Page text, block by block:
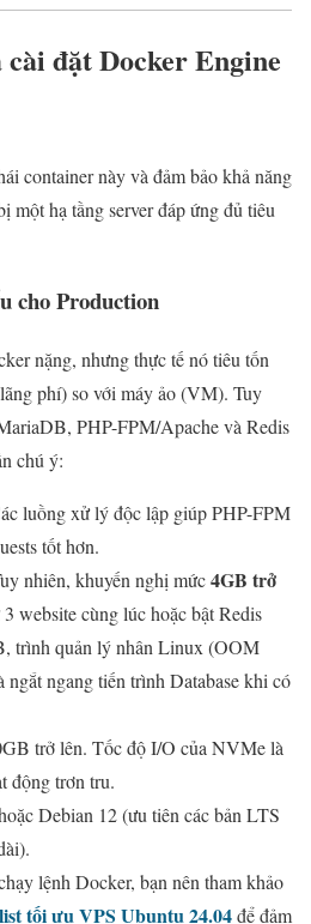
đặt Docker Engine
container này và đảm bảo khả năng
một hạ tầng server đáp ứng đủ tiêu
cho Production
nặng, nhưng thực tế nó tiêu tốn
phí) so với máy ảo (VM). Tuy
PHP-FPM/Apache và Redis
chú ý:
luồng xử lý độc lập giúp PHP-FPM
tốt hơn.
nhiên, khuyến nghị mức4GB trở
website cùng lúc hoặc bật Redis
trình quản lý nhân Linux (OOM
ngang tiến trình Database khi có
trở lên. Tốc độ I/O của NVMe là
động trơn tru.
Debian 12 (ưu tiên các bản LTS
lệnh Docker, bạn nên tham khảo
tối ưu VPS Ubuntu 24.04để đảm